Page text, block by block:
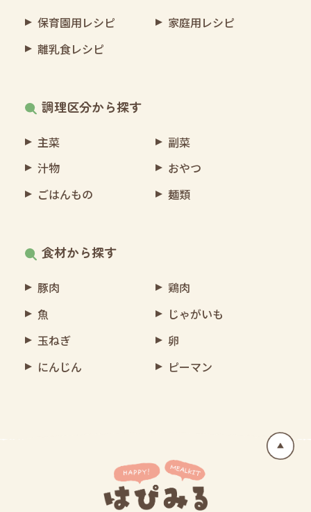
保育園用レシピ
家庭用レシピ
離乳食レシピ
調理区分から探す
主菜
副菜
汁物
おやつ
ごはんもの
麺類
食材から探す
豚肉
鶏肉
魚
じゃがいも
玉ねぎ
卵
にんじん
ピーマン